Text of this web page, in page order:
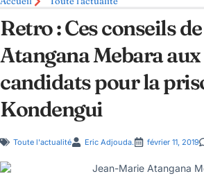
Retro : Ces conseils
Atangana Mebara
candidats pour la
Kondengui
Toute l'actualité Eric Adjouda. février 11, 2019